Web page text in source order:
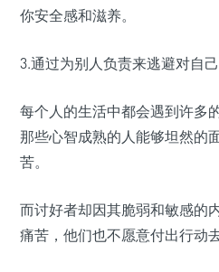
你安全感和滋养。
3.通过为别人负责来逃避对自己
每个人的生活中都会遇到许多
那些心智成熟的人能够坦然的
苦。
而讨好者却因其脆弱和敏感的
痛苦，他们也不愿意付出行动